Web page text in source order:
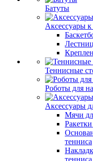
Батуты
Аксессуары к
Теннисные
Роботы для
Аксессуары
Мячи
тенниса
тенниса